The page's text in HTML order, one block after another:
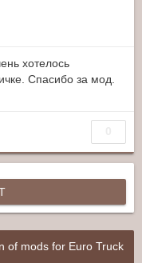
хотелось
Спасибо за мод.
of mods for Euro Truck